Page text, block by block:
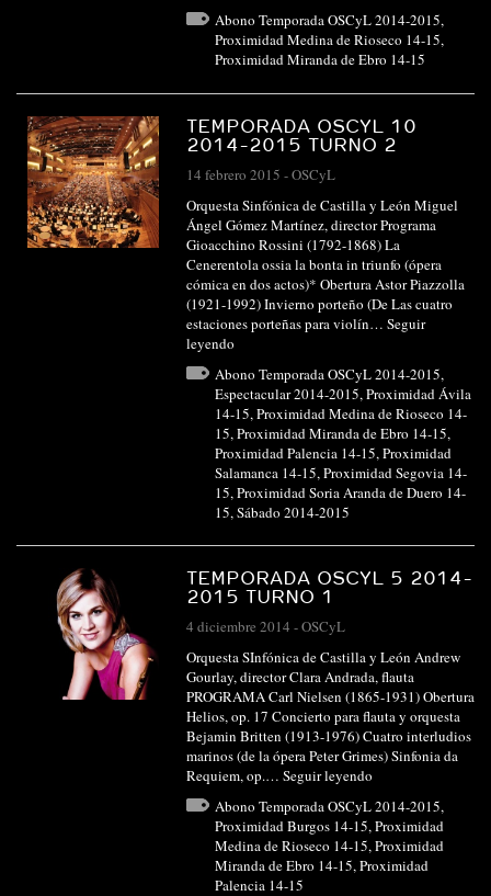
Abono Temporada OSCyL 2014-2015,
Proximidad Medina de Rioseco 14-15,
Proximidad Miranda de Ebro 14-15
TEMPORADA OSCYL 10
2014-2015 TURNO 2
14 febrero 2015 -OSCyL
Orquesta Sinfónica de Castilla y León Miguel
Ángel Gómez Martínez, director Programa
Gioacchino Rossini (1792-1868) La
Cenerentola ossia la bonta in triunfo (ópera
cómica en dos actos)* Obertura Astor Piazzolla
(1921-1992) Invierno porteño (De Las cuatro
estaciones porteñas para violín… Seguir
leyendo
Abono Temporada OSCyL 2014-2015,
Espectacular 2014-2015, Proximidad Ávila
14-15, Proximidad Medina de Rioseco 14-
15, Proximidad Miranda de Ebro 14-15,
Proximidad Palencia 14-15, Proximidad
Salamanca 14-15, Proximidad Segovia 14-
15, Proximidad Soria Aranda de Duero 14-
15, Sábado 2014-2015
TEMPORADA OSCYL 5 2014-
2015 TURNO 1
4 diciembre 2014 -OSCyL
Orquesta SInfónica de Castilla y León Andrew
Gourlay, director Clara Andrada, flauta
PROGRAMA Carl Nielsen (1865-1931) Obertura
Helios, op. 17 Concierto para flauta y orquesta
Bejamin Britten (1913-1976) Cuatro interludios
marinos (de la ópera Peter Grimes) Sinfonia da
Requiem, op.… Seguir leyendo
Abono Temporada OSCyL 2014-2015,
Proximidad Burgos 14-15,Proximidad
Medina de Rioseco 14-15,Proximidad
Miranda de Ebro 14-15,Proximidad
Palencia 14-15